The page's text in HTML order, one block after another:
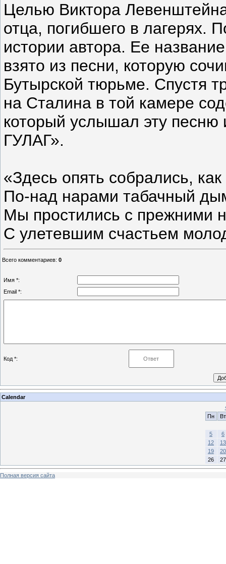
Целью Виктора
отца, погибшего в лагерях.
истории автора. Ее
взято из песни, которую
Бутырской тюрьме. Спустя
на Сталина в той камере
который услышал эту песню
ГУЛАГ».
«Здесь опять собрались,
По-над нарами табачный
Мы простились с прежними
С улетевшим счастьем
Всего комментариев: 0
Имя *:
Email *:
Код *:
Calendar
Пн
Вт
5
6
12
13
19
20
26
27
Полная версия сайта